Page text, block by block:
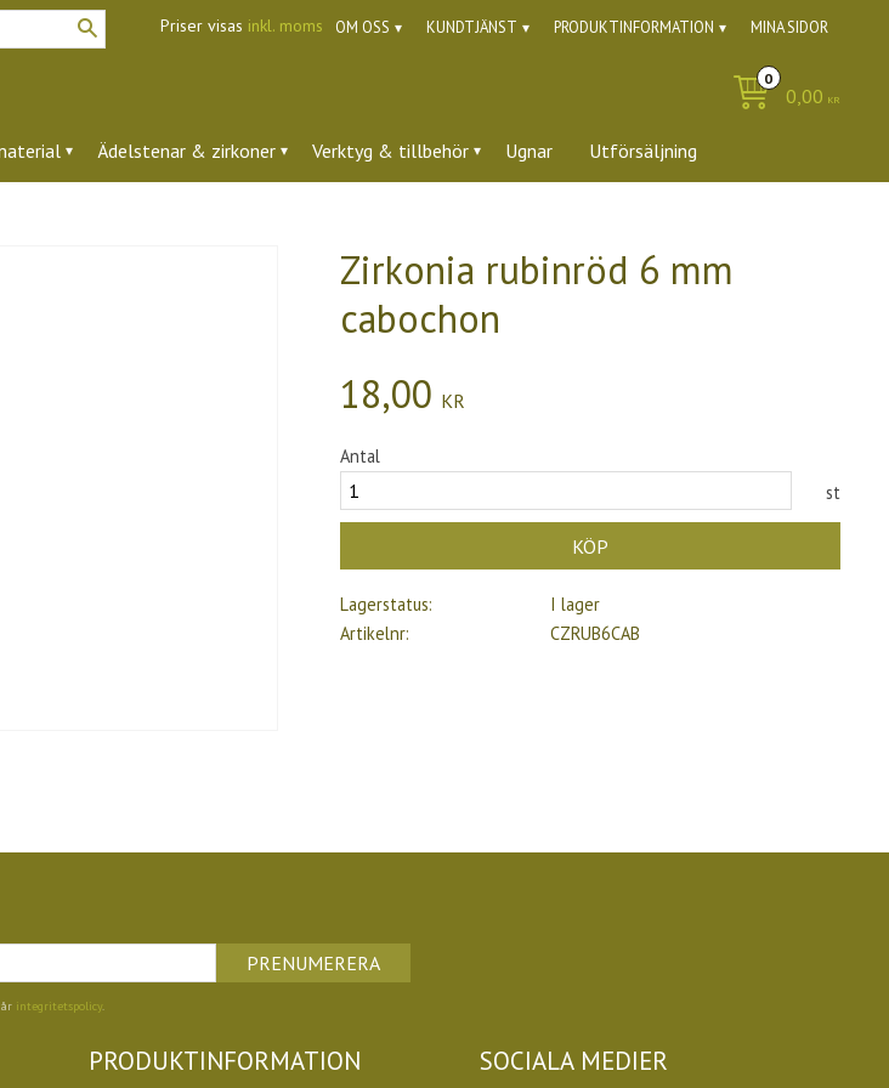
OM OSS KUNDTJÄNST PRODUKTINFORMATION MINA SIDOR
Priser visas inkl. moms
0,00 KR
Ädelstenar & zirkoner Verktyg & tillbehör Ugnar Utförsäljning
Zirkonia rubinröd 6 mm
cabochon
18,00 KR
Antal
st
KÖP
Lagerstatus
I lager
Artikelnr
CZRUB6CAB
PRENUMERERA
integritetspolicy.
PRODUKTINFORMATION SOCIALA MEDIER